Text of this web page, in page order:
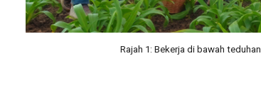
Rajah 1:Bekerja di bawah teduhan